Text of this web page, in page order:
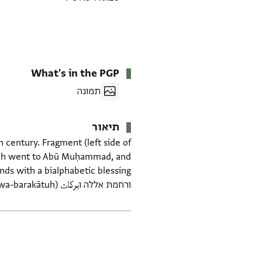
What's in the PGP
תמונה
תיאור
century. Fragment (left side of
went to Abū Muḥammad, and
ורחמת אללה וبركات (wa-raḥmat Allāh wa-barakātuh). (Information in part from CUDL)